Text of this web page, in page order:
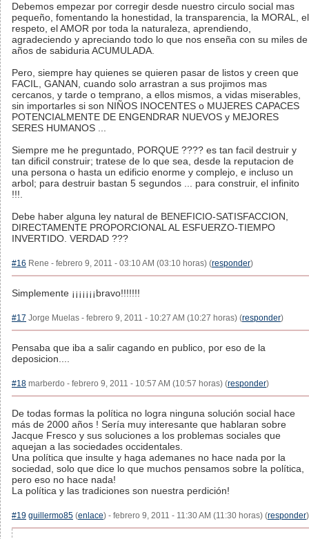
Debemos empezar por corregir desde nuestro circulo social mas
pequeño, fomentando la honestidad, la transparencia, la MORAL, el
respeto, el AMOR por toda la naturaleza, aprendiendo,
agradeciendo y apreciando todo lo que nos enseña con su miles de
años de sabiduria ACUMULADA.
Pero, siempre hay quienes se quieren pasar de listos y creen que
FACIL, GANAN, cuando solo arrastran a sus projimos mas
cercanos, y tarde o temprano, a ellos mismos, a vidas miserables,
sin importarles si son NIÑOS INOCENTES o MUJERES CAPACES
POTENCIALMENTE DE ENGENDRAR NUEVOS y MEJORES
SERES HUMANOS ...
Siempre me he preguntado, PORQUE ???? es tan facil destruir y
tan dificil construir; tratese de lo que sea, desde la reputacion de
una persona o hasta un edificio enorme y complejo, e incluso un
arbol; para destruir bastan 5 segundos ... para construir, el infinito
!!!.
Debe haber alguna ley natural de BENEFICIO-SATISFACCION,
DIRECTAMENTE PROPORCIONAL AL ESFUERZO-TIEMPO
INVERTIDO. VERDAD ???
#16 Rene - febrero 9, 2011 - 03:10 AM (03:10 horas) (responder)
Simplemente ¡¡¡¡¡¡¡bravo!!!!!!!
#17 Jorge Muelas - febrero 9, 2011 - 10:27 AM (10:27 horas) (responder)
Pensaba que iba a salir cagando en publico, por eso de la
deposicion....
#18 marberdo - febrero 9, 2011 - 10:57 AM (10:57 horas) (responder)
De todas formas la política no logra ninguna solución social hace
más de 2000 años ! Sería muy interesante que hablaran sobre
Jacque Fresco y sus soluciones a los problemas sociales que
aquejan a las sociedades occidentales.
Una política que insulte y haga ademanes no hace nada por la
sociedad, solo que dice lo que muchos pensamos sobre la política,
pero eso no hace nada!
La política y las tradiciones son nuestra perdición!
#19 guillermo85 (enlace) - febrero 9, 2011 - 11:30 AM (11:30 horas) (responder)